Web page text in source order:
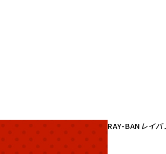
RAY-BAN レイバ